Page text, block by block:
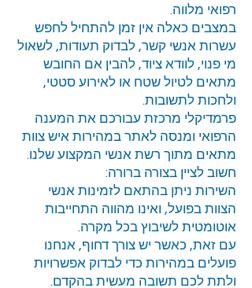
רפואי מלווה.
במצבים כאלה אין זמן להתחיל לחפש
עשרות אנשי קשר, לבדוק תעודות, לשאול
מי פנוי, לוודא ציוד, להבין אם החובש
מתאים לטיול שטח או לאירוע סטטי,
ולחכות לתשובות.
פרמדיקלי מרכזת עבורכם את המענה
הרפואי ומנסה לאתר במהירות איש צוות
מתאים מתוך רשת אנשי המקצוע שלנו.
חשוב לציין בצורה ברורה:
השירות ניתן בהתאם לזמינות אנשי
הצוות בפועל, ואינו מהווה התחייבות
אוטומטית לשיבוץ בכל מקרה.
עם זאת, כאשר יש צורך דחוף, אנחנו
פועלים במהירות כדי לבדוק אפשרויות
ולתת לכם תשובה מעשית בהקדם.